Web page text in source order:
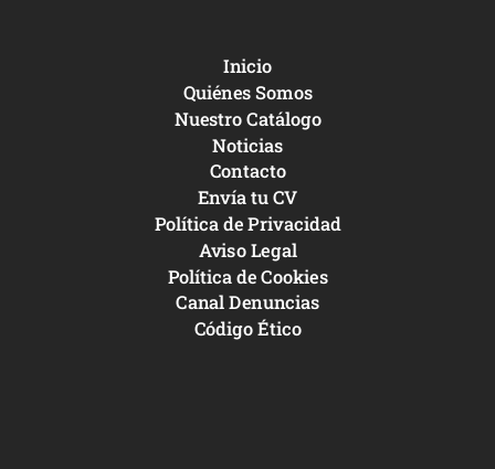
Inicio
Quiénes Somos
Nuestro Catálogo
Noticias
Contacto
Envía tu CV
Política de Privacidad
Aviso Legal
Política de Cookies
Canal Denuncias
Código Ético